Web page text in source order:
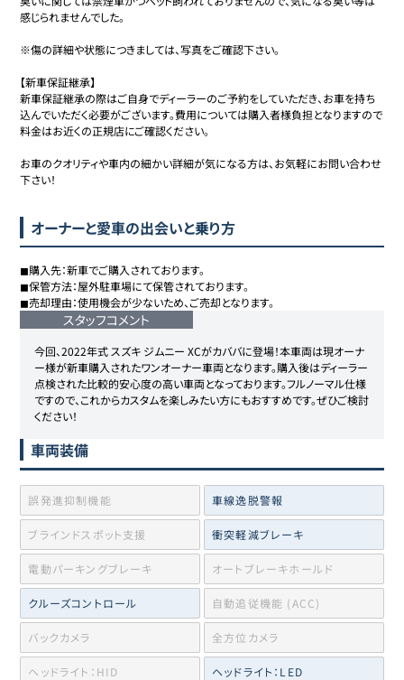
感じられませんでした。
※傷の詳細や状態につきましては、写真をご確認下さい。
【新車保証継承】
新車保証継承の際はご自身でディーラーのご予約をしていただき、お車を持ち
込んでいただく必要がございます。費用については購入者様負担となりますので
料金はお近くの正規店にご確認ください。
お車のクオリティや車内の細かい詳細が気になる方は、お気軽にお問い合わせ
下さい！
オーナーと愛車の出会いと乗り方
◼︎購入先：新車でご購入されております。
◼︎保管方法：屋外駐車場にて保管されております。
◼︎売却理由：使用機会が少ないため、ご売却となります。
スタッフコメント
今回、2022年式 スズキ ジムニー XCがカババに登場！本車両は現オーナ
ー様が新車購入されたワンオーナー車両となります。購入後はディーラー
点検された比較的安心度の高い車両となっております。フルノーマル仕様
ですので、これからカスタムを楽しみたい方にもおすすめです。ぜひご検討
ください！
車両装備
誤発進抑制機能 車線逸脱警報
ブラインドスポット支援 衝突軽減ブレーキ
電動パーキングブレーキ オートブレーキホールド
クルーズコントロール 自動追従機能 (ACC)
バックカメラ 全方位カメラ
ヘッドライト：HID ヘッドライト：LED